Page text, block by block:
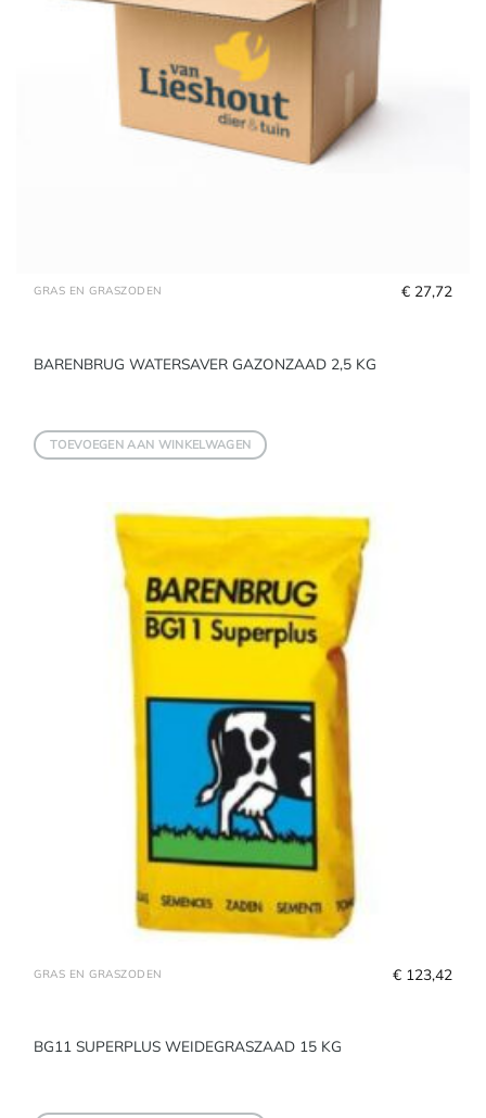
GRAS EN GRASZODEN
BARENBRUG WATERSAVER GAZONZAAD 2,5 KG
€ 27,72
TOEVOEGEN AAN WINKELWAGEN
GRAS EN GRASZODEN
BG11 SUPERPLUS WEIDEGRASZAAD 15 KG
€ 123,42